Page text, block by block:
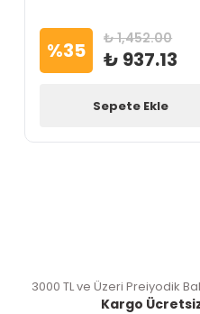
%35 ₺ 1,452.00
₺ 937.13
Sepete Ekle
3000 TL ve Üzeri Preiyodik
Kargo